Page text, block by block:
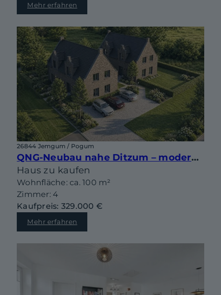
Mehr erfahren
26844 Jemgum / Pogum
QNG-Neubau nahe Ditzum – moderne Doppelhaushälfte mit Gestaltungsspielraum
Haus zu kaufen
Wohnfläche: ca. 100 m²
Zimmer: 4
Kaufpreis: 329.000 €
Mehr erfahren